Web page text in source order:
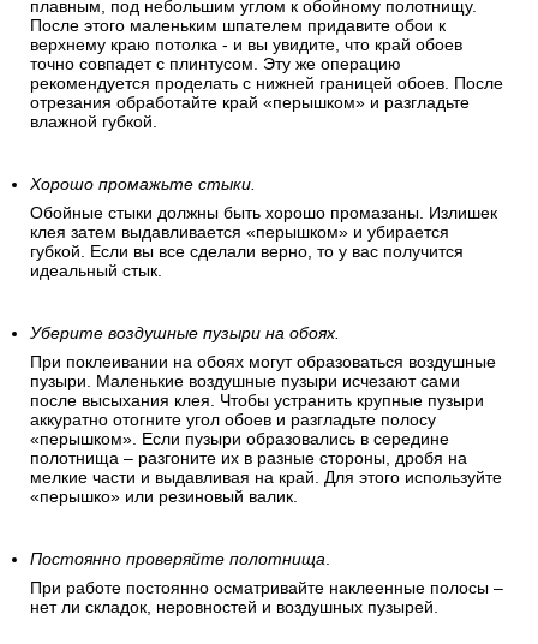
плавным, под небольшим углом к обойному полотнищу.
После этого маленьким шпателем придавите обои к
верхнему краю потолка - и вы увидите, что край обоев
точно совпадет с плинтусом. Эту же операцию
рекомендуется проделать с нижней границей обоев. После
отрезания обработайте край «перышком» и разгладьте
влажной губкой.
Хорошо промажьте стыки.
Обойные стыки должны быть хорошо промазаны. Излишек
клея затем выдавливается «перышком» и убирается
губкой. Если вы все сделали верно, то у вас получится
идеальный стык.
Уберите воздушные пузыри на обоях.
При поклеивании на обоях могут образоваться воздушные
пузыри. Маленькие воздушные пузыри исчезают сами
после высыхания клея. Чтобы устранить крупные пузыри
аккуратно отогните угол обоев и разгладьте полосу
«перышком». Если пузыри образовались в середине
полотнища – разгоните их в разные стороны, дробя на
мелкие части и выдавливая на край. Для этого используйте
«перышко» или резиновый валик.
Постоянно проверяйте полотнища.
При работе постоянно осматривайте наклеенные полосы –
нет ли складок, неровностей и воздушных пузырей.